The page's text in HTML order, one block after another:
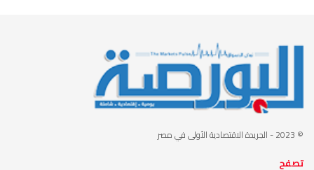
© 2023 - الجريدة الاقتصادية الأولى في مصر
تصفح